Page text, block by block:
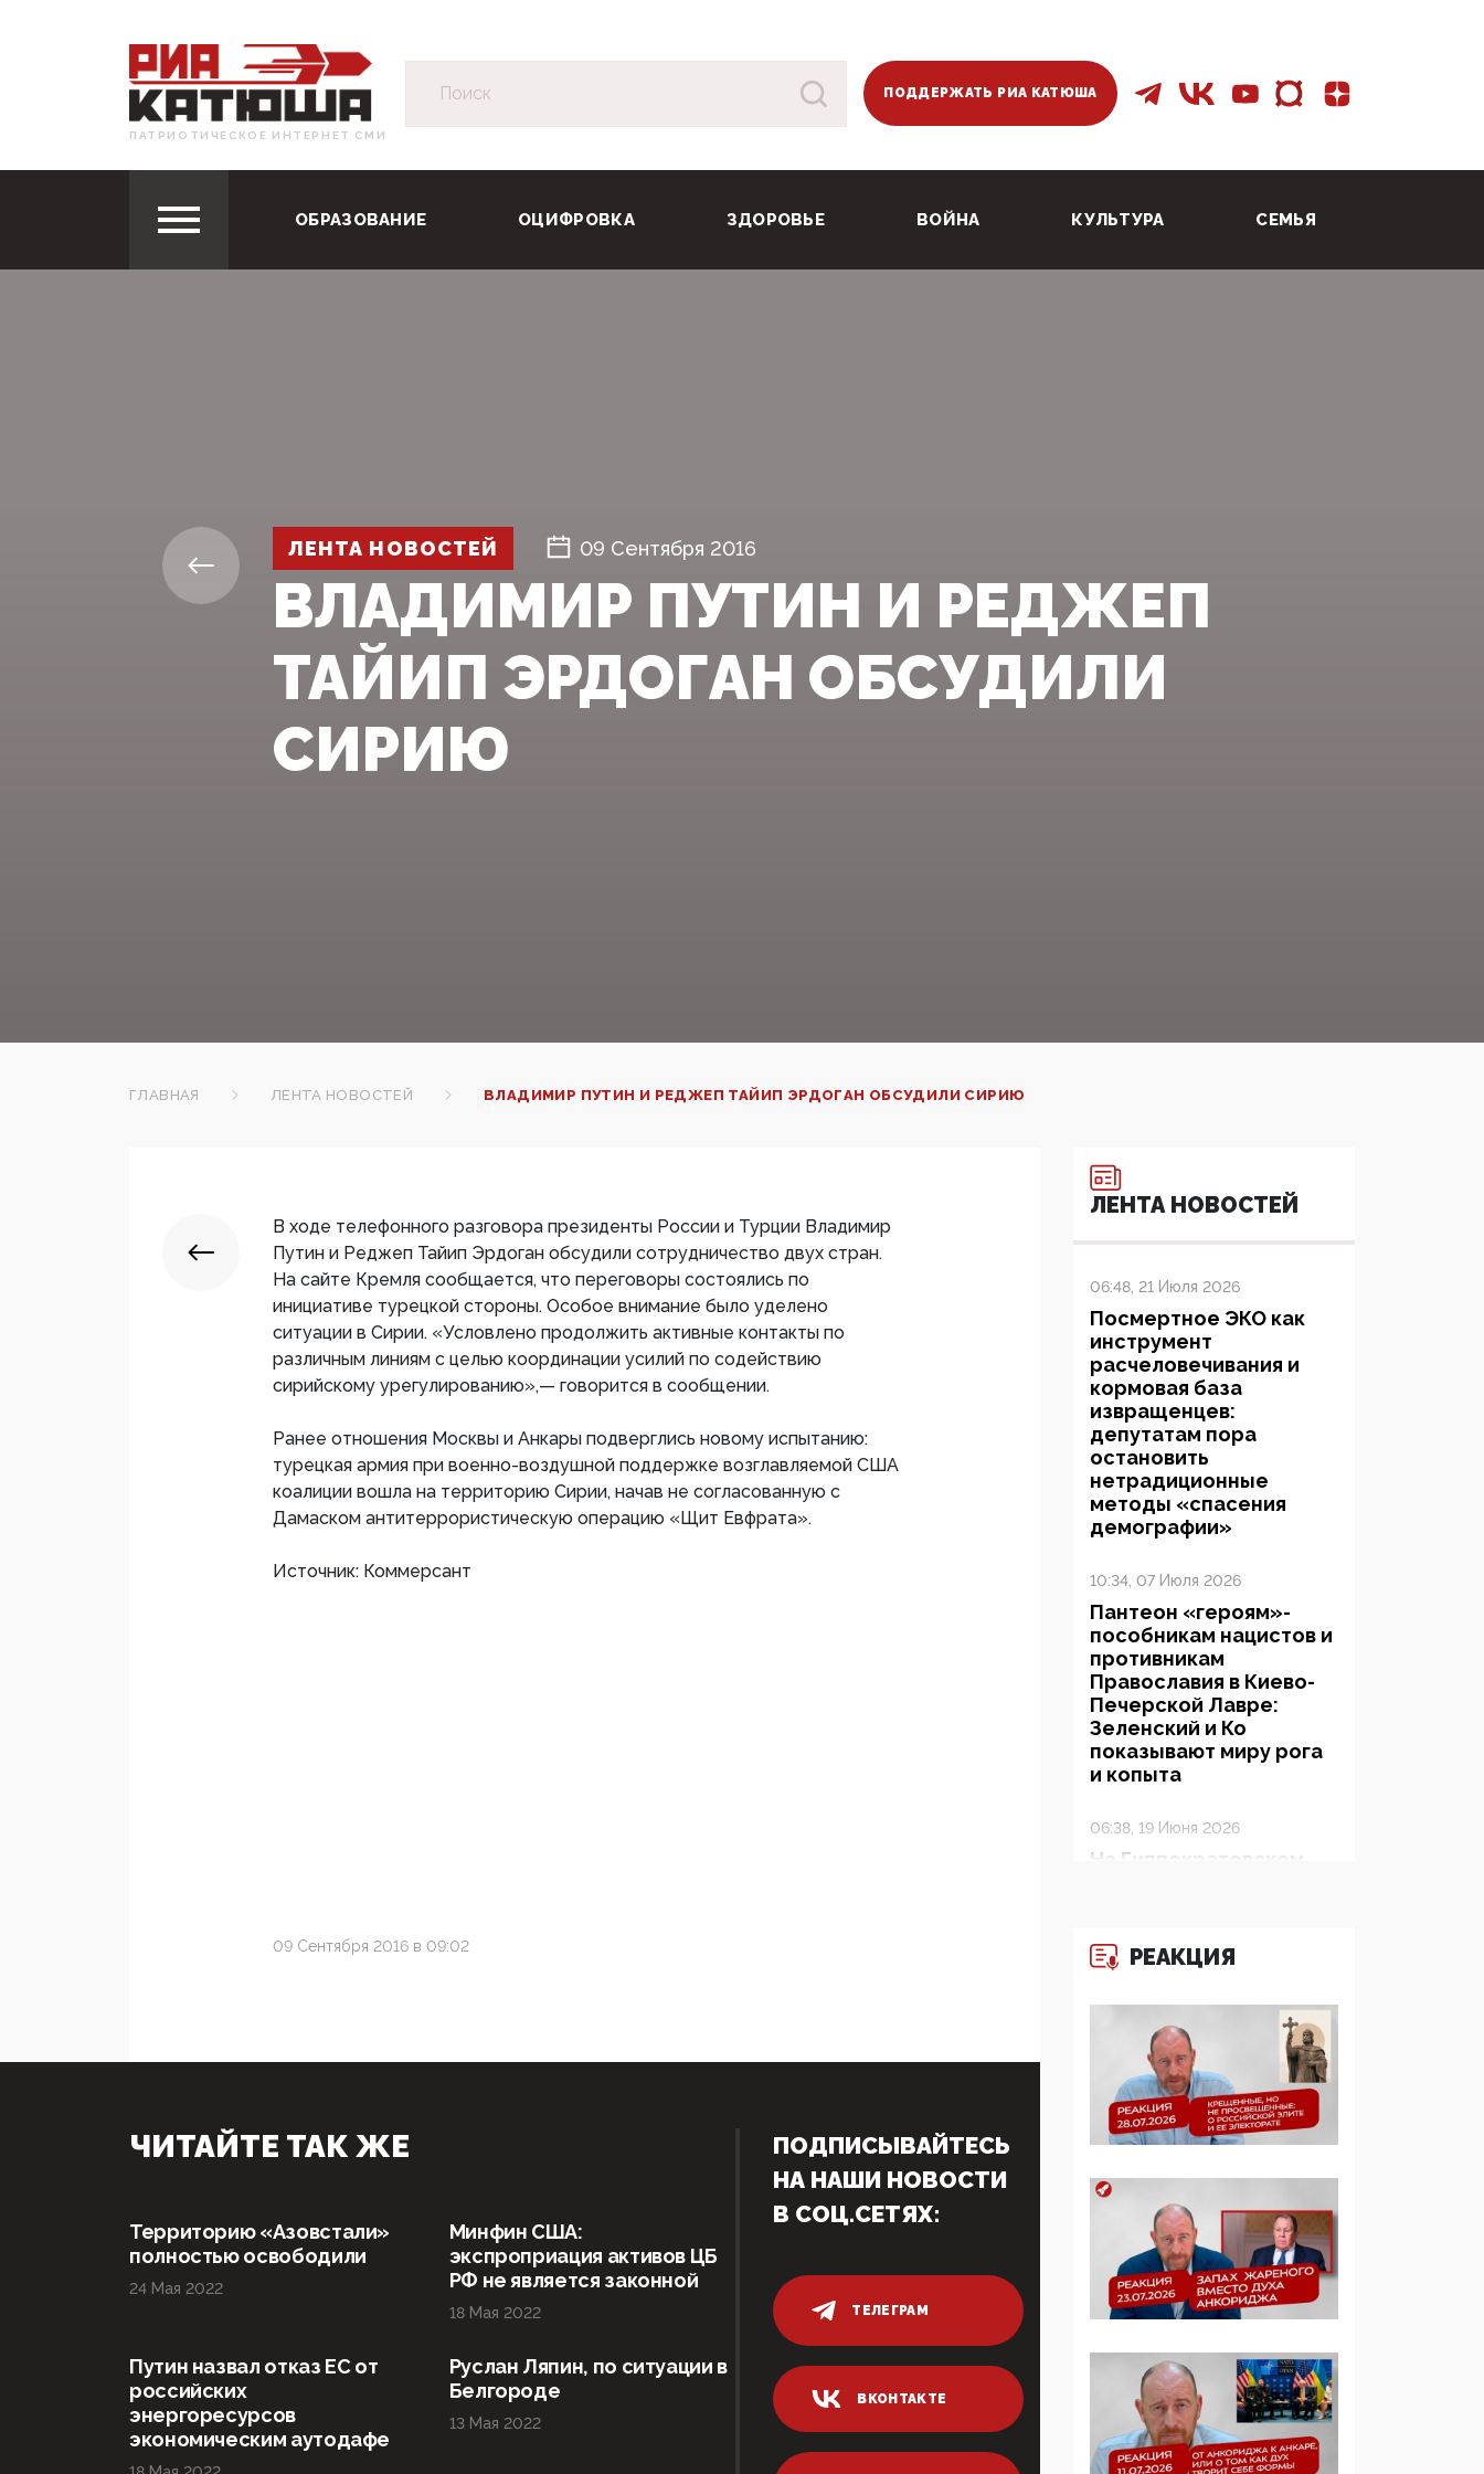
ПАТРИОТИЧЕСКОЕ ИНТЕРНЕТ СМИ
ПОДДЕРЖАТЬ РИА КАТЮША
ОБРАЗОВАНИЕ ОЦИФРОВКА ЗДОРОВЬЕ ВОЙНА КУЛЬТУРА СЕМЬЯ
ЛЕНТА НОВОСТЕЙ 09 Сентября 2016
ВЛАДИМИР ПУТИН И РЕДЖЕП
ТАЙИП ЭРДОГАН ОБСУДИЛИ
СИРИЮ
ГЛАВНАЯ ЛЕНТА НОВОСТЕЙ ВЛАДИМИР ПУТИН И РЕДЖЕП ТАЙИП ЭРДОГАН ОБСУДИЛИ СИРИЮ
В ходе телефонного разговора президенты России и Турции Владимир
Путин и Реджеп Тайип Эрдоган обсудили сотрудничество двух стран.
На сайте Кремля сообщается, что переговоры состоялись по
инициативе турецкой стороны. Особое внимание было уделено
ситуации в Сирии. «Условлено продолжить активные контакты по
различным линиям с целью координации усилий по содействию
сирийскому урегулированию»,— говорится в сообщении.
Ранее отношения Москвы и Анкары подверглись новому испытанию:
турецкая армия при военно-воздушной поддержке возглавляемой США
коалиции вошла на территорию Сирии, начав не согласованную с
Дамаском антитеррористическую операцию «Щит Евфрата».
Источник: Коммерсант
09 Сентября 2016 в 09:02
ЛЕНТА НОВОСТЕЙ
06:48, 21 Июля 2026
Посмертное ЭКО как
инструмент
расчеловечивания и
кормовая база
извращенцев:
депутатам пора
остановить
нетрадиционные
методы «спасения
демографии»
10:34, 07 Июля 2026
Пантеон «героям»-
пособникам нацистов и
противникам
Православия в Киево-
Печерской Лавре:
Зеленский и Ко
показывают миру рога
и копыта
06:38, 19 Июня 2026
На Гиппократовском
бюджета в 100 раз
больше, чем кровные
многодетные семьи
05:00, 13 Июня 2026
Разбор учебника
Обществознания под
редакцией Медведева:
традиционные
ценности и немного
двоемыслия
11:53, 09 Июня 2026
Прокуратура наконец
экстремистскую
деятельность ИИТО
ЮНЕСКО в России, но
цифроглобалисты
продолжают
РЕАКЦИЯ
ЧИТАЙТЕ ТАК ЖЕ
Территорию «Азовстали»
полностью освободили
24 Мая 2022
Минфин США:
экспроприация активов ЦБ
РФ не является законной
18 Мая 2022
Путин назвал отказ ЕС от
российских
энергоресурсов
экономическим аутодафе
Руслан Ляпин, по ситуации в
Белгороде
13 Мая 2022
ПОДПИСЫВАЙТЕСЬ
НА НАШИ НОВОСТИ
В СОЦ.СЕТЯХ:
ТЕЛЕГРАМ
ВКОНТАКТЕ